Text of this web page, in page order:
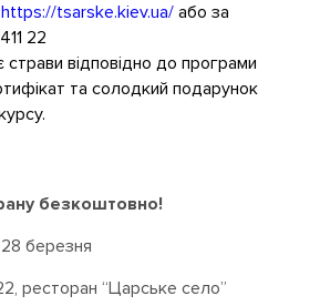
https://tsarske.kiev.ua/ або за
22
відповідно до програми
та солодкий подарунок
безкоштовно!
28 березня
ресторан “Царське село”